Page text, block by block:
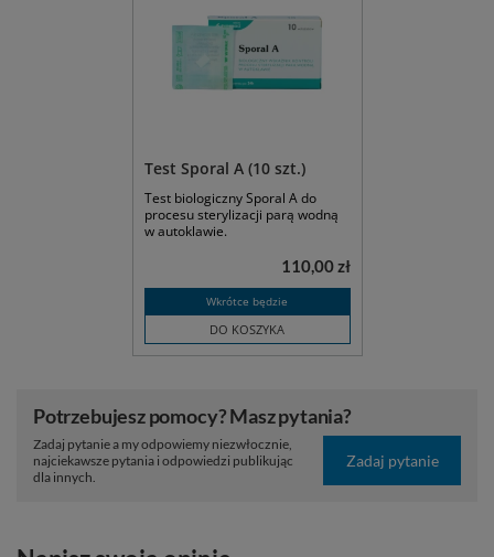
Test Sporal A (10 szt.)
Test biologiczny Sporal A do
procesu sterylizacji parą wodną
w autoklawie.
Wkrótce będzie
DO KOSZYKA
110,00 zł
Potrzebujesz pomocy? Masz pytania?
Zadaj pytanie a my odpowiemy niezwłocznie,
najciekawsze pytania i odpowiedzi publikując
dla innych.
Zadaj pytanie